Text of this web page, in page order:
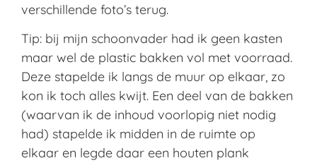
verschillende foto’s terug.
Tip: bij mijn schoonvader had ik geen kasten
maar wel de plastic bakken vol met voorraad.
Deze stapelde ik langs de muur op elkaar, zo
kon ik toch alles kwijt. Een deel van de bakken
(waarvan ik de inhoud voorlopig niet nodig
had) stapelde ik midden in de ruimte op
elkaar en legde daar een houten plank